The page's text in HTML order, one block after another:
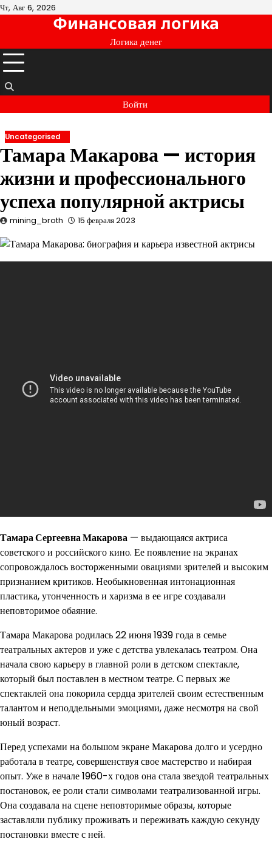
Перейти
Чт, Авг 6, 2026
Финансовая логика
Логика денег
Войти
Uncategorised
Тамара Макарова — история
жизни и профессионального
успеха популярной актрисы
mining_broth 15 февраля 2023
Тамара Сергеевна Макарова — выдающаяся актриса
советского и российского кино. Ее появление на экранах
сопровождалось восторженными овациями зрителей и высоким
признанием критиков. Необыкновенная интонационная
пластика, утонченность и харизма в ее игре создавали
неповторимое обаяние.
Тамара Макарова родилась 22 июня 1939 года в семье
театральных актеров и уже с детства увлекалась театром. Она
начала свою карьеру в главной роли в детском спектакле,
который был поставлен в местном театре. С первых же
спектаклей она покорила сердца зрителей своим естественным
талантом и неподдельными эмоциями, даже несмотря на свой
юный возраст.
Перед успехами на большом экране Макарова долго и усердно
работала в театре, совершенствуя свое мастерство и набирая
опыт. Уже в начале 1960-х годов она стала звездой театральных
постановок, ее роли стали символами театрализованной игры.
Она создавала на сцене неповторимые образы, которые
заставляли публику проживать и переживать каждую секунду
постановки вместе с ней.